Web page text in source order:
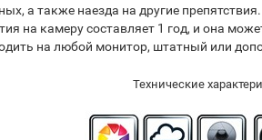
а также наезда на другие
на камеру составляет 1 год, и она
на любой монитор, штатный или
Технические